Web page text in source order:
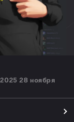
28 ноября